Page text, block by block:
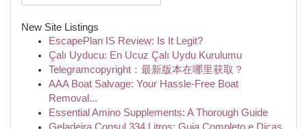
New Site Listings
EscapePlan IS Review: Is It Legit?
Çalı Uyducu: En Ucuz Çalı Uydu Kurulumu
Telegramcopyright：最新版本在哪里获取？
AAA Boat Salvage: Your Hassle-Free Boat
Removal...
Essential Amino Supplements: A Thorough Guide